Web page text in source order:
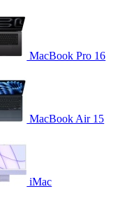
MacBook Pro 16
MacBook Air 15
iMac